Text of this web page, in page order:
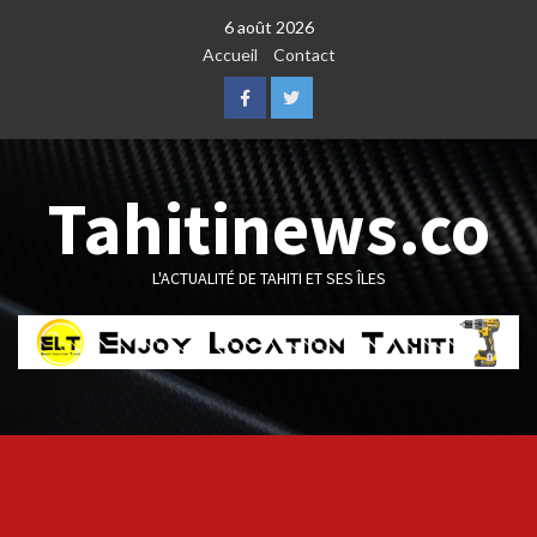
6 août 2026
Accueil
Contact
FacebookTwitter
Tahitinews.co
L'ACTUALITÉ DE TAHITI ET SES ÎLES